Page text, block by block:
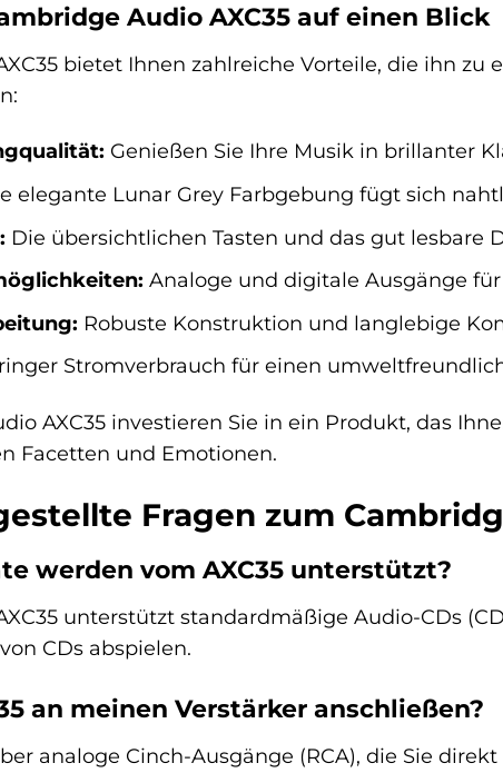
Audio AXC35 auf einen Blick
bietet Ihnen zahlreiche Vorteile, die ihn zu
Genießen Sie Ihre Musik in brillanter
elegante Lunar Grey Farbgebung fügt sich
Die übersichtlichen Tasten und das gut lesbare
Analoge und digitale Ausgänge
Robuste Konstruktion und langlebige
Stromverbrauch für einen
AXC35 investieren Sie in ein Produkt, das
Facetten und Emotionen.
Fragen zum
werden vom AXC35 unterstützt?
unterstützt standardmäßige Audio-CDs
CDs abspielen.
an meinen Verstärker anschließen?
analoge Cinch-Ausgänge (RCA), die Sie